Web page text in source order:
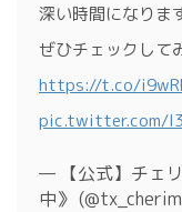
深い時間になりま
ぜひチェックして
https://t.co/
pic.twitter.com/
— 【公式】チェ
中》